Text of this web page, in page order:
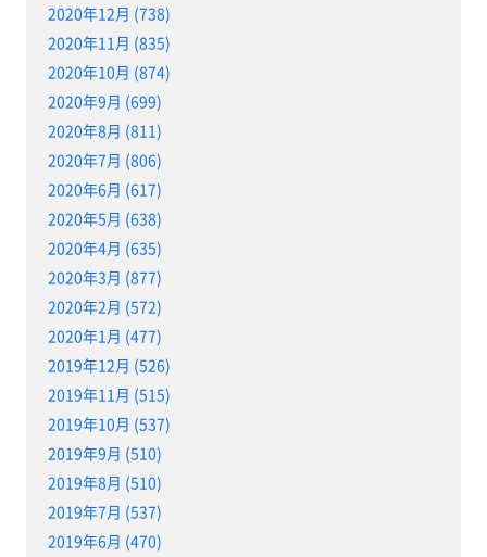
2020年12月 (738)
2020年11月 (835)
2020年10月 (874)
2020年9月 (699)
2020年8月 (811)
2020年7月 (806)
2020年6月 (617)
2020年5月 (638)
2020年4月 (635)
2020年3月 (877)
2020年2月 (572)
2020年1月 (477)
2019年12月 (526)
2019年11月 (515)
2019年10月 (537)
2019年9月 (510)
2019年8月 (510)
2019年7月 (537)
2019年6月 (470)